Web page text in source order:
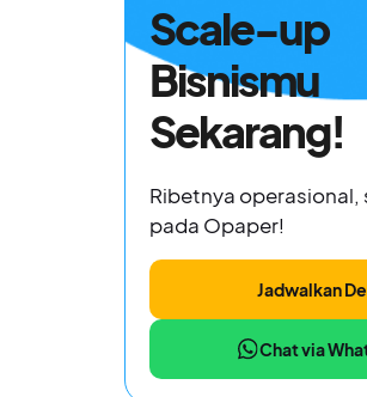
Scale-up
Bisnismu
Sekarang!
Ribetnya operasional,
pada Opaper!
Jadwalkan
Chat via